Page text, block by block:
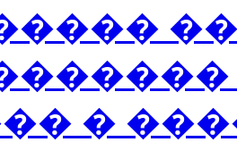
�